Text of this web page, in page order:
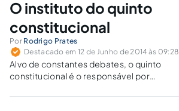
O instituto do quinto
constitucional
Por Rodrigo Prates
Destacado em 12 de Junho de 2014 às 09:28
Alvo de constantes debates, o quinto
constitucional é o responsável por
que profissionais de campos diversos da